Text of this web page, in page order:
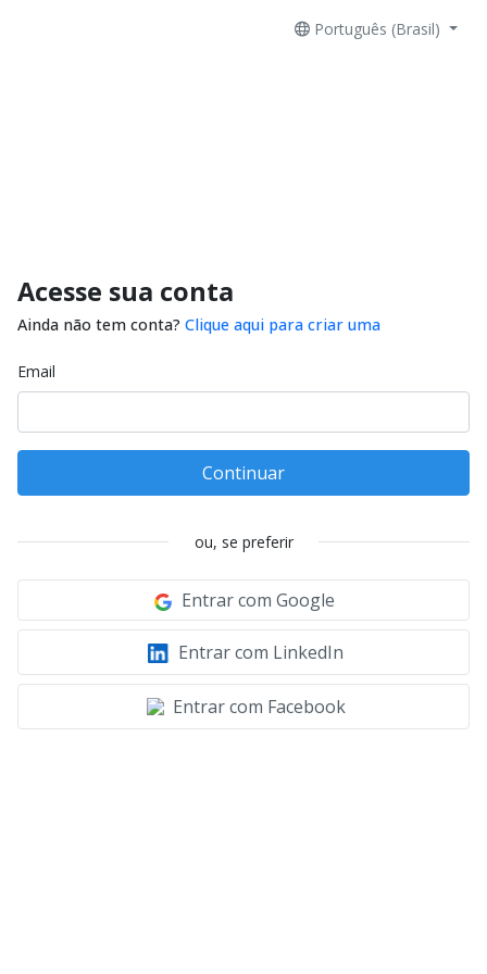
Português (Brasil)
Acesse sua conta
Ainda não tem conta? Clique aqui para criar uma
Email
Continuar
ou, se preferir
Entrar com Google
Entrar com LinkedIn
Entrar com Facebook